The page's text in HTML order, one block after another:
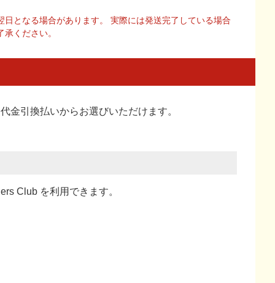
となる場合があります。 実際には発送完了している場合
ください。
金引換払いからお選びいただけます。
Club を利用できます。